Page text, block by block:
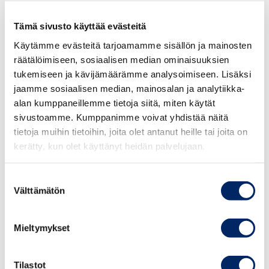
Tämä sivusto käyttää evästeitä
Käytämme evästeitä tarjoamamme sisällön ja mainosten
räätälöimiseen, sosiaalisen median ominaisuuksien
tukemiseen ja kävijämäärämme analysoimiseen. Lisäksi
jaamme sosiaalisen median, mainosalan ja analytiikka-
alan kumppaneillemme tietoja siitä, miten käytät
sivustoamme. Kumppanimme voivat yhdistää näitä
tietoja muihin tietoihin, joita olet antanut heille tai joita on
kerätty, kun olet käyttänyt heidän palvelujaan.
valinta
Välttämätön
Mieltymykset
Tilastot
paljon vaikutusvaltaa lopputulokseen. Tällainen
monialainen käyttäjänäkemys on silloin erityisen
arvokasta”, Härkönen toteaa.
Kun silmiin osui tieto Keskuskauppakamarin Johdon
vastuullisuusvalmennuksesta, Härkönen perehtyi sen
sisältöön ja päätti lähteä mukaan.
”Päätös osoittautui onnistuneeksi. Asiantuntijoiden
esitelmät toivat lisää substanssiosaamista. Samalla sain
vastuullisuustyötä eteenpäin meidän